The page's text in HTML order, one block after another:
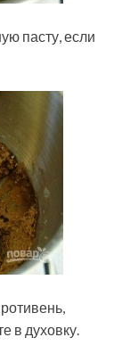
пасту, если
в духовку.